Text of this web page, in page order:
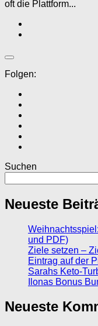
oft die Plattform...
Folgen:
Suchen
Neueste
und PDF)
Ziele setzen –
Eintrag auf der
Sarahs Keto-
Ilonas Bonus
Neueste